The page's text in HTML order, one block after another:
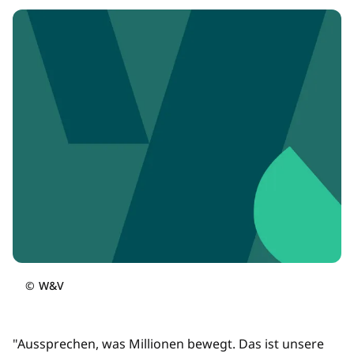
© W&V
"Aussprechen, was Millionen bewegt. Das ist unsere